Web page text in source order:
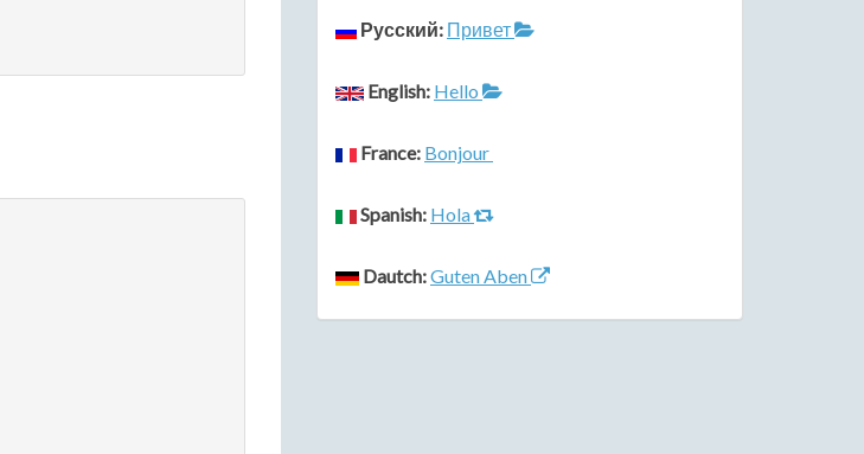
Русский: Привет
English: Hello
France: Bonjour
Spanish: Hola
Dautch:Guten Aben